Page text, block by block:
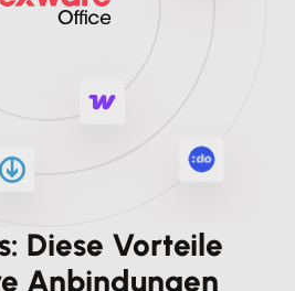
Diese Vorteile
Anbindungen